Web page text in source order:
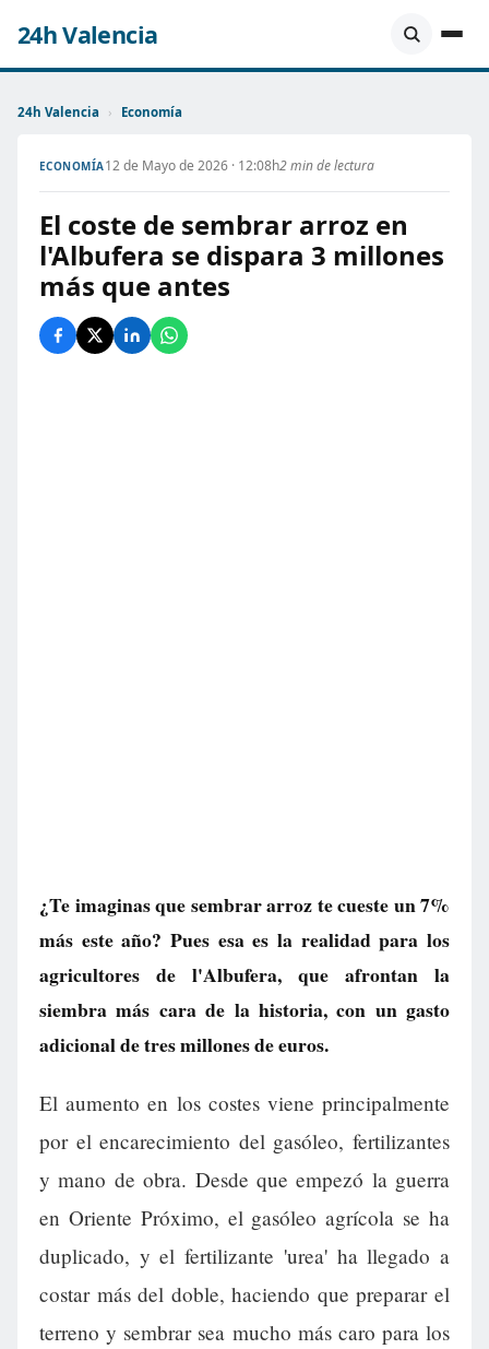
24h Valencia
24h Valencia › Economía
ECONOMÍA12 de Mayo de 2026 · 12:08h2 min de lectura
El coste de sembrar arroz en
l'Albufera se dispara 3 millones
más que antes
¿Te imaginas que sembrar arroz te cueste un 7%
más este año? Pues esa es la realidad para los
agricultores de l'Albufera, que afrontan la
siembra más cara de la historia, con un gasto
adicional de tres millones de euros.
El aumento en los costes viene principalmente
por el encarecimiento del gasóleo, fertilizantes
y mano de obra. Desde que empezó la guerra
en Oriente Próximo, el gasóleo agrícola se ha
duplicado, y el fertilizante 'urea' ha llegado a
costar más del doble, haciendo que preparar el
terreno y sembrar sea mucho más caro para los